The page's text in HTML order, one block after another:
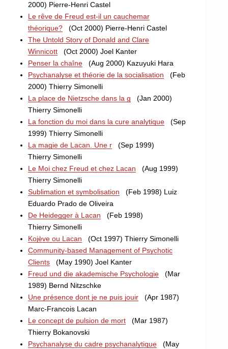
2000) Pierre-Henri Castel
Le rêve de Freud est-il un cauchemar
théorique? (Oct 2000) Pierre-Henri Castel
The Untold Story of Donald and Clare
Winnicott (Oct 2000) Joel Kanter
Penser la chaîne (Aug 2000) Kazuyuki Hara
Psychanalyse et théorie de la socialisation (Feb
2000) Thierry Simonelli
La place de Nietzsche dans la g (Jan 2000)
Thierry Simonelli
La fonction du moi dans la cure analytique (Sep
1999) Thierry Simonelli
La magie de Lacan. Une r (Sep 1999)
Thierry Simonelli
Le Moi chez Freud et chez Lacan (Aug 1999)
Thierry Simonelli
Sublimation et symbolisation (Feb 1998) Luiz
Eduardo Prado de Oliveira
De Heidegger à Lacan (Feb 1998)
Thierry Simonelli
Kojève ou Lacan (Oct 1997) Thierry Simonelli
Community-based Management of Psychotic
Clients (May 1990) Joel Kanter
Freud und die akademische Psychologie (Mar
1989) Bernd Nitzschke
Une présence dont je ne puis jouir (Apr 1987)
Marc-Francois Lacan
Le concept de pulsion de mort (Mar 1987)
Thierry Bokanovski
Psychanalyse du cadre psychanalytique (May